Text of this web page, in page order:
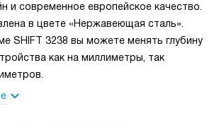
и современное европейское качество.
в цвете «Нержавеющая сталь».
SHIFT 3238 вы можете менять глубину
как на миллиметры, так